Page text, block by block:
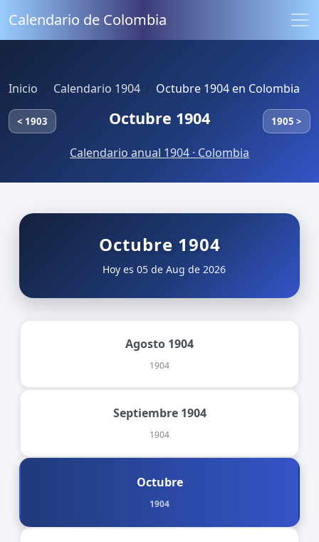
Calendario de Colombia
Inicio Calendario 1904 Octubre 1904 en Colombia
< 1903 Octubre 1904 1905 >
Calendario anual 1904 · Colombia
Octubre 1904
Hoy es 05 de Aug de 2026
Agosto 1904
1904
Septiembre 1904
1904
Octubre
1904